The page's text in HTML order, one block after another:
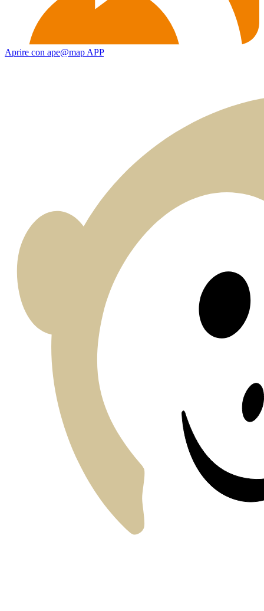
Aprire con ape@map APP